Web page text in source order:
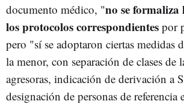
documento médico, "no se
los protocolos correspondientes por
pero "sí se adoptaron ciertas medidas
la menor, con separación de clases de
agresoras, indicación de derivación a
designación de personas de referencia